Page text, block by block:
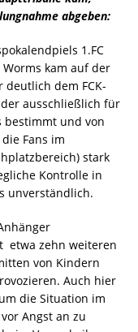
abgeben:
1.FC
kam auf der
dem FCK-
ausschließlich für
bestimmt und von
Fans im
stark
Kontrolle in
unverständlich.
etwa zehn weiteren
von Kindern
Auch hier
die Situation im
Angst an zu